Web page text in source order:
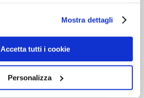
Mostra dettagli
Accetta tutti i cookie
Personalizza
il
del
Piccole riparazioni (esclusa
manutenzione).
Possono essere
effettuate anche presso i
campeggi).​